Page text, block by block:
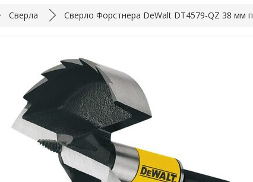
Сверла Сверло Форстнера DeWalt DT4579-QZ 38 мм